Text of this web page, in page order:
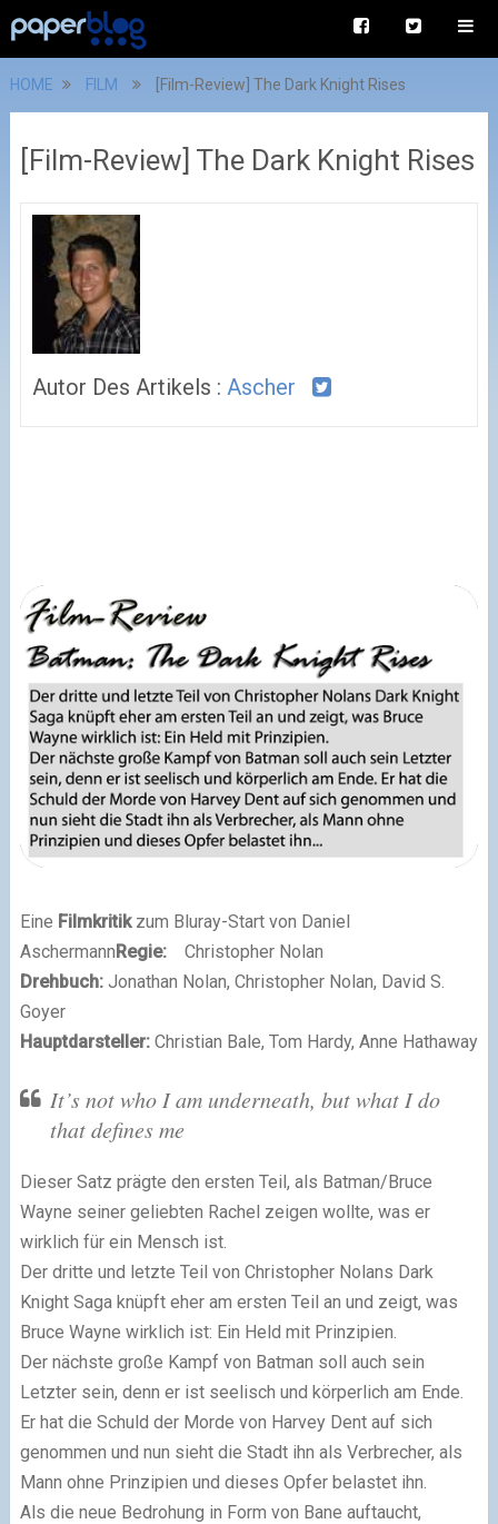
HOME FILM [Film-Review] The Dark Knight Rises
[Film-Review] The Dark Knight Rises
Autor Des Artikels : Ascher
Eine Filmkritikzum Bluray-Start von Daniel
AschermannRegie:
Christopher Nolan
Drehbuch:Jonathan Nolan, Christopher Nolan, David S.
Goyer
Hauptdarsteller:Christian Bale, Tom Hardy, Anne Hathaway
It’s not who I am underneath, but what I do
that defines me
Dieser Satz prägte den ersten Teil, als Batman/Bruce
Wayne seiner geliebten Rachel zeigen wollte, was er
wirklich für ein Mensch ist.
Der dritte und letzte Teil von Christopher Nolans Dark
Knight Saga knüpft eher am ersten Teil an und zeigt, was
Bruce Wayne wirklich ist: Ein Held mit Prinzipien.
Der nächste große Kampf von Batman soll auch sein
Letzter sein, denn er ist seelisch und körperlich am Ende.
Er hat die Schuld der Morde von Harvey Dent auf sich
genommen und nun sieht die Stadt ihn als Verbrecher, als
Mann ohne Prinzipien und dieses Opfer belastet ihn.
Als die neue Bedrohung in Form von Bane auftaucht,